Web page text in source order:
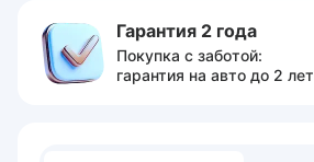
Гарантия 2 года
Покупка с заботой:
гарантия на авто до 2 лет